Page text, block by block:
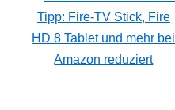
Tipp: Fire-TV Stick, Fire
HD 8 Tablet und mehr bei
Amazon reduziert